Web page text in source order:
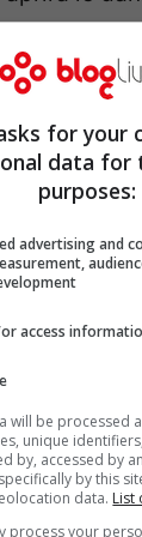
Isoardi,
Tra i due
con la
programma.
il cast
bacio
ad una
questa
for your
data for
purposes:
advertising and
access
will be processed
unique
by, accessed by
by this
data. List
process your